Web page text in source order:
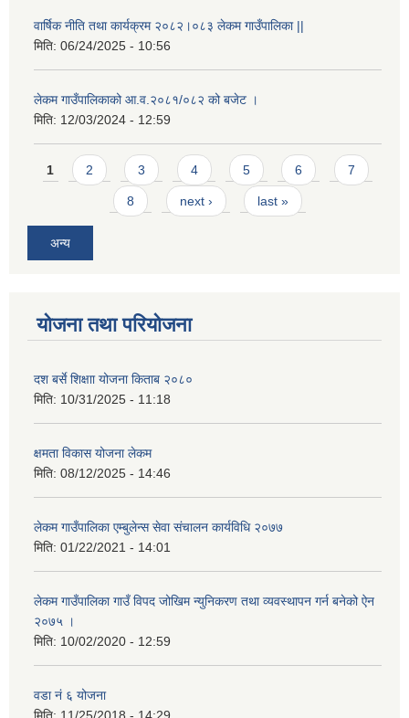
वार्षिक नीति तथा कार्यक्रम २०८२।०८३ लेकम गाउँपालिका ||
मिति: 06/24/2025 - 10:56
लेकम गाउँपालिकाको आ.व.२०८१/०८२ को बजेट ।
मिति: 12/03/2024 - 12:59
Pages
1 2 3 4 5 6 7
8 next › last »
अन्य
योजना तथा परियोजना
दश बर्से शिक्षाा योजना किताब २०८०
मिति: 10/31/2025 - 11:18
क्षमता विकास योजना लेकम
मिति: 08/12/2025 - 14:46
लेकम गाउँपालिका एम्बुलेन्स सेवा संचालन कार्यविधि २०७७
मिति: 01/22/2021 - 14:01
लेकम गाउँपालिका गाउँ विपद जोखिम न्युनिकरण तथा व्यवस्थापन गर्न बनेको ऐन
२०७५ ।
मिति: 10/02/2020 - 12:59
वडा नं ६ योजना